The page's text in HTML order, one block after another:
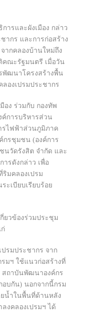
ารและผังเมือง กล่าว
ากร และการก่อสร้าง
ากคลองบ้านใหม่ถึง
คณะรัฐมนตรี เมื่อวัน
พัฒนาโครงสร้างพื้น
องเปรมประชากร
อง ร่วมกับ กองทัพ
การบริหารส่วน
รไฟฟ้าส่วนภูมิภาค
กรชุมชน (องค์การ
วัดรังสิต จํากัด และ
รดังกล่าว เพื่อ
มคลองเปรม
ะเบียบเรียบร้อย
ยวข้องร่วมประชุม
ปรมประชากร จาก
มฯ ใช้แนวก่อสร้างที่
สถาบันพัฒนาองค์กร
อบกัน) นอกจากนี้กรม
ยน้ำในพื้นที่ด้านหลัง
งคลองเปรมฯ ได้